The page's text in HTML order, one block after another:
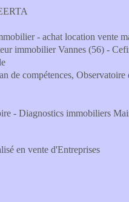
- achat location vente
immobilier Vannes (56) -
de compétences, Observatoire
- Diagnostics immobiliers
en vente d'Entreprises